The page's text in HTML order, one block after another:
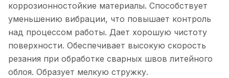
коррозионностойкие материалы. Способствует
уменьшению вибрации, что повышает контроль
над процессом работы. Дает хорошую чистоту
поверхности. Обеспечивает высокую скорость
резания при обработке сварных швов литейного
облоя. Образует мелкую стружку.